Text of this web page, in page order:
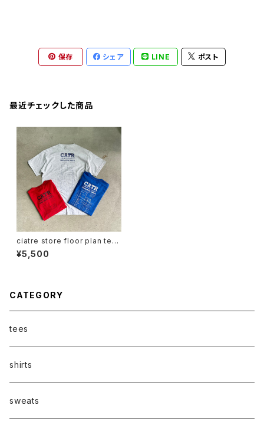
保存 シェア LINE ポスト
最近チェックした商品
ciatre store floor plan tee
S/S
¥5,500
CATEGORY
tees
shirts
sweats